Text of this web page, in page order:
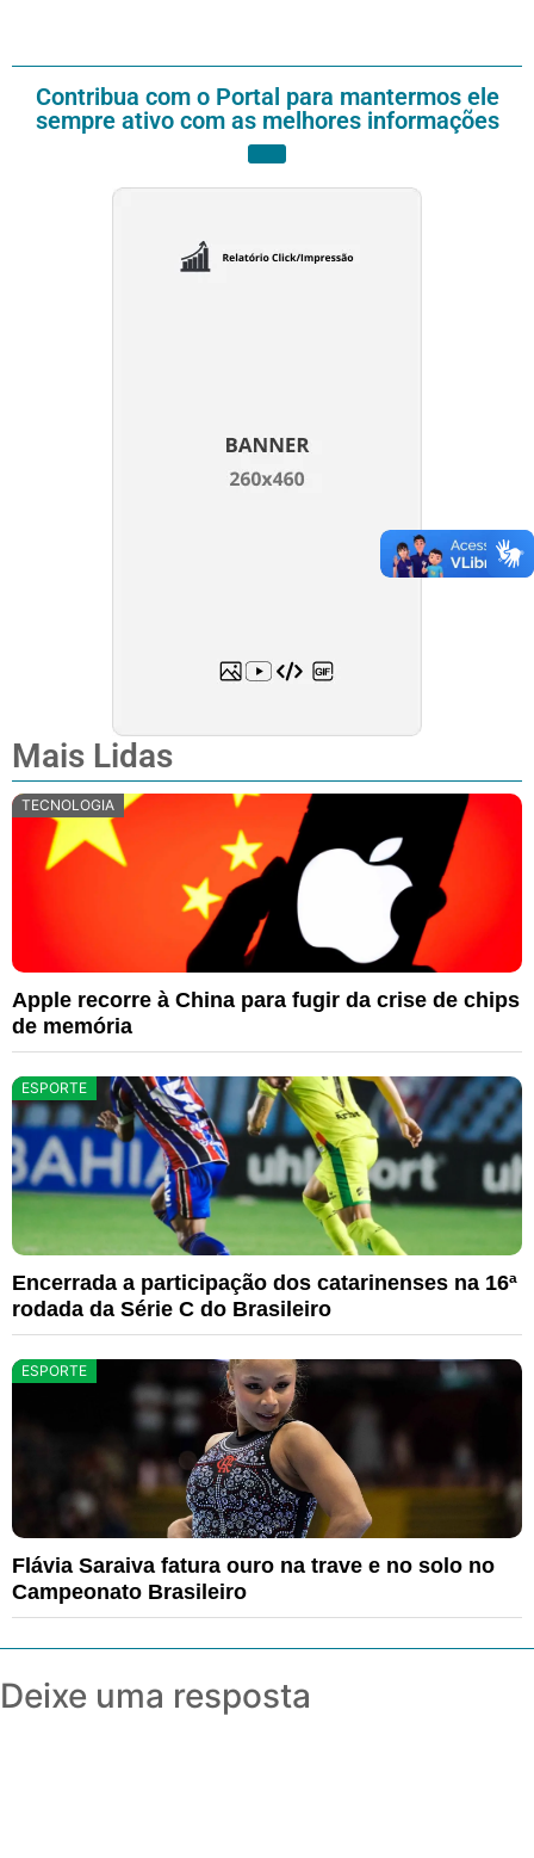
Contribua com o Portal para mantermos ele
sempre ativo com as melhores informações
Mais Lidas
TECNOLOGIA
Apple recorre à China para fugir da crise de chips
de memória
ESPORTE
Encerrada a participação dos catarinenses na 16ª
rodada da Série C do Brasileiro
ESPORTE
Flávia Saraiva fatura ouro na trave e no solo no
Campeonato Brasileiro
Deixe uma resposta